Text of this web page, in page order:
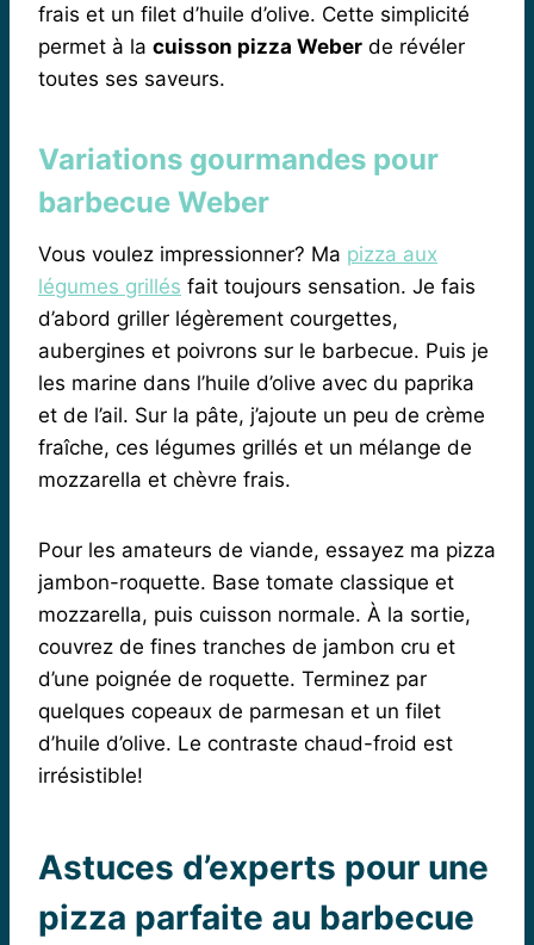
frais et un filet d’huile d’olive. Cette simplicité
permet à la cuisson pizza Weber de révéler
toutes ses saveurs.
Variations gourmandes pour
barbecue Weber
Vous voulez impressionner? Ma pizza aux
légumes grillés fait toujours sensation. Je fais
d’abord griller légèrement courgettes,
aubergines et poivrons sur le barbecue. Puis je
les marine dans l’huile d’olive avec du paprika
et de l’ail. Sur la pâte, j’ajoute un peu de crème
fraîche, ces légumes grillés et un mélange de
mozzarella et chèvre frais.
Pour les amateurs de viande, essayez ma pizza
jambon-roquette. Base tomate classique et
mozzarella, puis cuisson normale. À la sortie,
couvrez de fines tranches de jambon cru et
d’une poignée de roquette. Terminez par
quelques copeaux de parmesan et un filet
d’huile d’olive. Le contraste chaud-froid est
irrésistible!
Astuces d’experts pour une
pizza parfaite au barbecue